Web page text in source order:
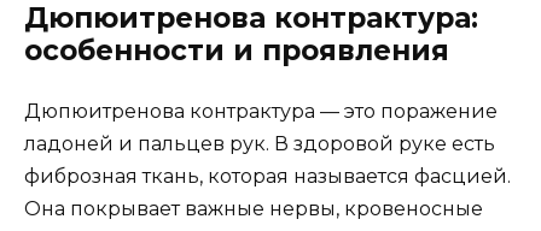
Дюпюитренова контрактура:
особенности и проявления
Дюпюитренова контрактура — это поражение
ладоней и пальцев рук. В здоровой руке есть
фиброзная ткань, которая называется фасцией.
Она покрывает важные нервы, кровеносные